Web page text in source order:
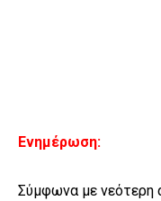
Ενημέρωση:
Σύμφωνα με νεότερη